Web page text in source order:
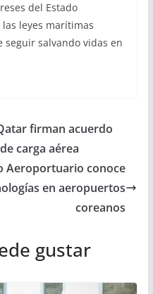
del Estado
leyes marítimas
seguir salvando vidas en
firman acuerdo
carga aérea
Aeroportuario conoce
en aeropuertos
coreanos
gustar